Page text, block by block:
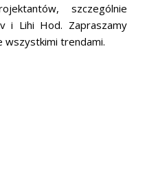
szczególnie
i Lihi Hod. Zapraszamy
wszystkimi trendami.